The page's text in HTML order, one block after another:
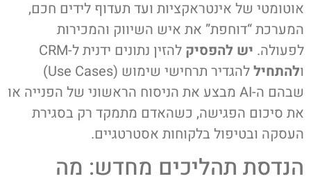
אוטומטי של אינטראקציות ועד תעדוף לידים חכם,
המערכת “דוחפת” את איש השיווק והמכירות
לפעולה. יש להפסיק
להזין נתונים ידנית ל-CRM
ולהתחיל
להגדיר תרחישי שימוש (Use Cases)
שבהם ה-AI מבצע את הניסוח הראשוני של הפנייה או
את סיכום הפגישה, כשהאדם מתמקד רק בסגירת
העסקה ובטיפול בלקוחות אסטרטגיים.
הנדסת תהליכים מחדש: מה